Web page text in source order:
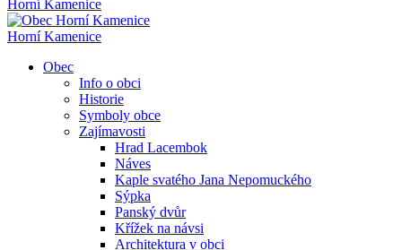
Horní Kamenice
Horní Kamenice
Obec
Info o obci
Historie
Symboly obce
Zajímavosti
Hrad Lacembok
Náves
Kaple svatého Jana Nepomuckého
Sýpka
Panský dvůr
Křížek na návsi
Architektura v obci